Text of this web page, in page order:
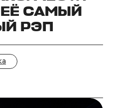
ЕЁ САМЫЙ
РЭП